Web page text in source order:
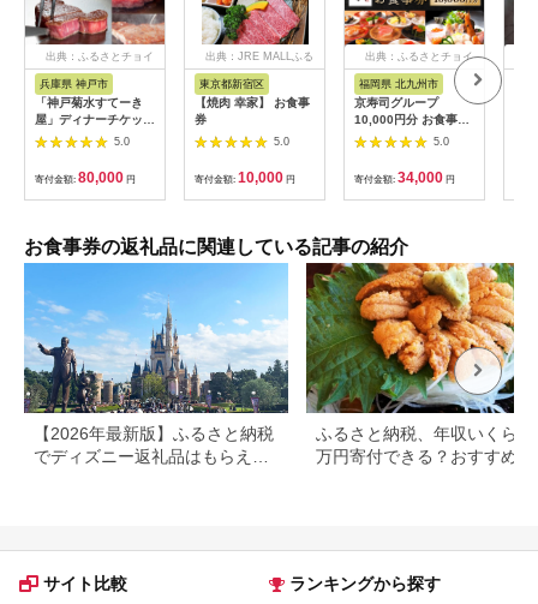
出典：ふるさとチョイ
兵庫県 神戸市
「神戸菊水すてーき
屋」ディナーチケット
（2枚）
5.0
寄付金額: 80,000 円
出典：JRE MALLふる
東京都新宿区
【焼肉 幸家】 お食事
券
5.0
寄付金額: 10,000 円
出典：ふるさとチョイ
福岡県 北九州市
京寿司グループ
10,000円分 お食事券
1000円×10枚 食事チ
ケット チケット 寿司
福岡県 北九州市
5.0
寄付金額: 34,000 円
お食事券の返礼品に関連している記事の紹介
【2026年最新版】ふるさと納税
でディズニー返礼品はもらえ
ふるさと納税、年収いくらで
万円寄付できる？おすすめ返
サイト比較 ランキングから探す